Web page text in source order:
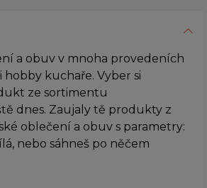
a obuv v mnoha provedeních
kuchaře. Vyber si
ze sortimentu
dnes. Zaujaly tě produkty z
oblečení a obuv s parametry:
nebo sáhneš po něčem